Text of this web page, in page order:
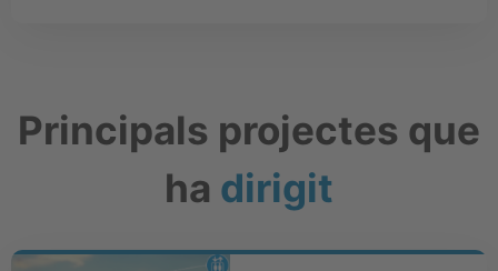
Principals projectes que
ha dirigit